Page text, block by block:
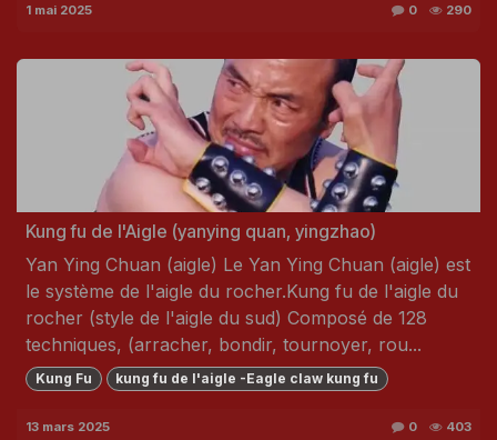
1 mai 2025 0 290
Kung fu de l'Aigle (yanying quan, yingzhao)
Yan Ying Chuan (aigle) Le Yan Ying Chuan (aigle) est
le système de l'aigle du rocher.Kung fu de l'aigle du
rocher (style de l'aigle du sud) Composé de 128
techniques, (arracher, bondir, tournoyer, rou...
Kung Fu kung fu de l'aigle -Eagle claw kung fu
13 mars 2025 0 403